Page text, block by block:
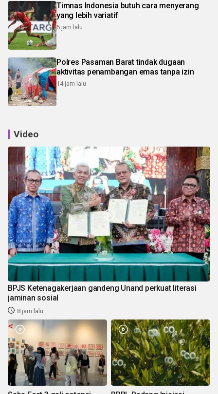
Timnas Indonesia butuh cara menyerang
yang lebih variatif
5 jam lalu
Polres Pasaman Barat tindak dugaan
aktivitas penambangan emas tanpa izin
14 jam lalu
Video
BPJS Ketenagakerjaan gandeng Unand perkuat literasi
jaminan sosial
8 jam lalu